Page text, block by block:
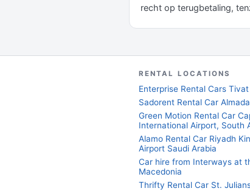
recht op terugbetaling,
RENTAL LOCATIONS
Enterprise Rental Cars
Sadorent Rental Car
Green Motion Rental Car
International Airport, South
Alamo Rental Car Riyadh
Airport Saudi Arabia
Car hire from Interways at
Macedonia
Thrifty Rental Car St.